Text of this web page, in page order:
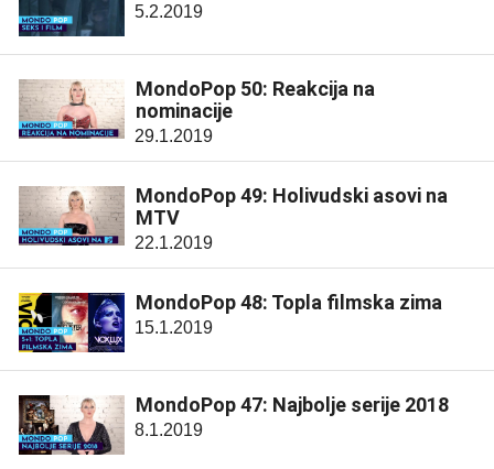
5.2.2019
MondoPop 50: Reakcija na
nominacije
29.1.2019
MondoPop 49: Holivudski asovi na
MTV
22.1.2019
MondoPop 48: Topla filmska zima
15.1.2019
MondoPop 47: Najbolje serije 2018
8.1.2019